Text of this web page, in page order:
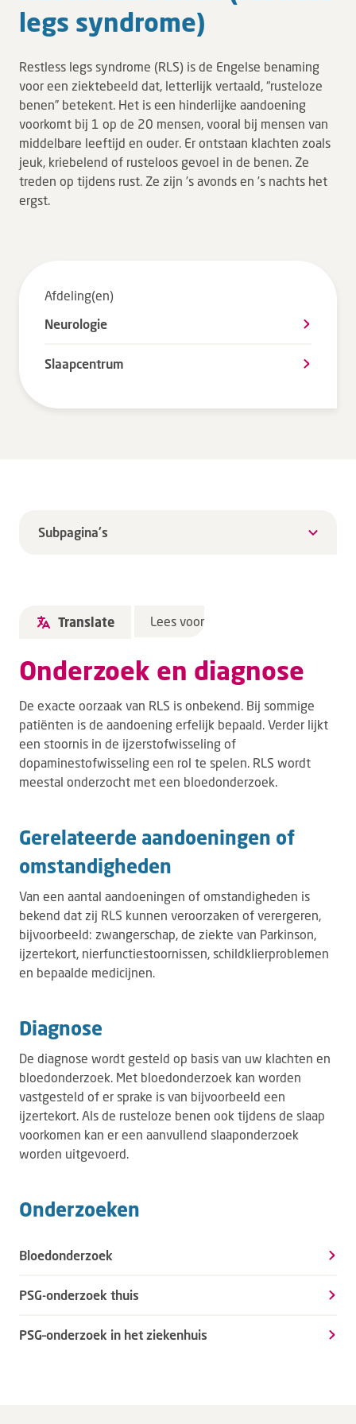
Tarieven en vergoeding
Uw gegevens
Wachttijden
Bezoek
Werken bij DZ
legs syn­dro­me)
Restless legs syndrome (RLS) is de Engelse benaming
voor een ziektebeeld dat, letterlijk vertaald, “rusteloze
benen” betekent. Het is een hinderlijke aandoening
voorkomt bij 1 op de 20 mensen, vooral bij mensen van
middelbare leeftijd en ouder. Er ontstaan klachten zoals
jeuk, kriebelend of rusteloos gevoel in de benen. Ze
treden op tijdens rust. Ze zijn ’s avonds en ’s nachts het
ergst.
Afdeling(en)
Neurologie
Slaapcentrum
Subpagina's
Translate Lees voor
Onderzoek en diagnose
De exacte oorzaak van RLS is onbekend. Bij sommige
patiënten is de aandoening erfelijk bepaald. Verder lijkt
een stoornis in de ijzerstofwisseling of
dopaminestofwisseling een rol te spelen. RLS wordt
meestal onderzocht met een bloedonderzoek.
Gerelateerde aandoeningen of
omstandigheden
Van een aantal aandoeningen of omstandigheden is
bekend dat zij RLS kunnen veroorzaken of verergeren,
bijvoorbeeld: zwangerschap, de ziekte van Parkinson,
ijzertekort, nierfunctiestoornissen, schildklierproblemen
en bepaalde medicijnen.
Diagnose
De diagnose wordt gesteld op basis van uw klachten en
bloedonderzoek. Met bloedonderzoek kan worden
vastgesteld of er sprake is van bijvoorbeeld een
ijzertekort. Als de rusteloze benen ook tijdens de slaap
voorkomen kan er een aanvullend slaaponderzoek
worden uitgevoerd.
Onderzoeken
Bloedonderzoek
PSG-onderzoek thuis
PSG–onderzoek in het ziekenhuis